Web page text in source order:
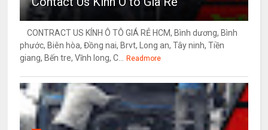
CONTRACT US KÍNH Ô TÔ GIÁ RẺ HCM, Bình dương, Bình
phước, Biên hòa, Đồng nai, Brvt, Long an, Tây ninh, Tiền
giang, Bến tre, Vĩnh long, C...
Readmore